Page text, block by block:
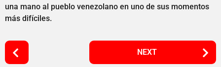
una mano al pueblo venezolano en uno de sus momentos
más difíciles.
P
o
NEXT